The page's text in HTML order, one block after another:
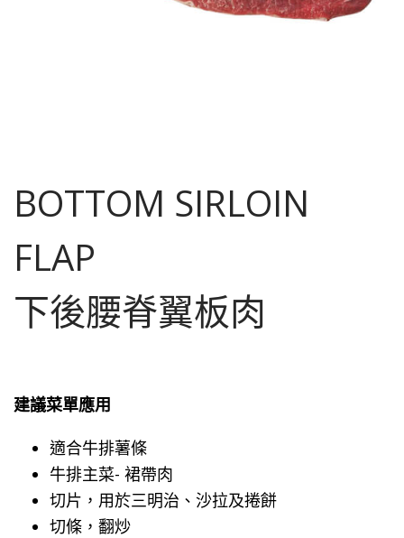
BOTTOM SIRLOIN
FLAP
下後腰脊翼板肉
建議菜單應用
適合牛排薯條
牛排主菜- 裙帶肉
切片，用於三明治、沙拉及捲餅
切條，翻炒